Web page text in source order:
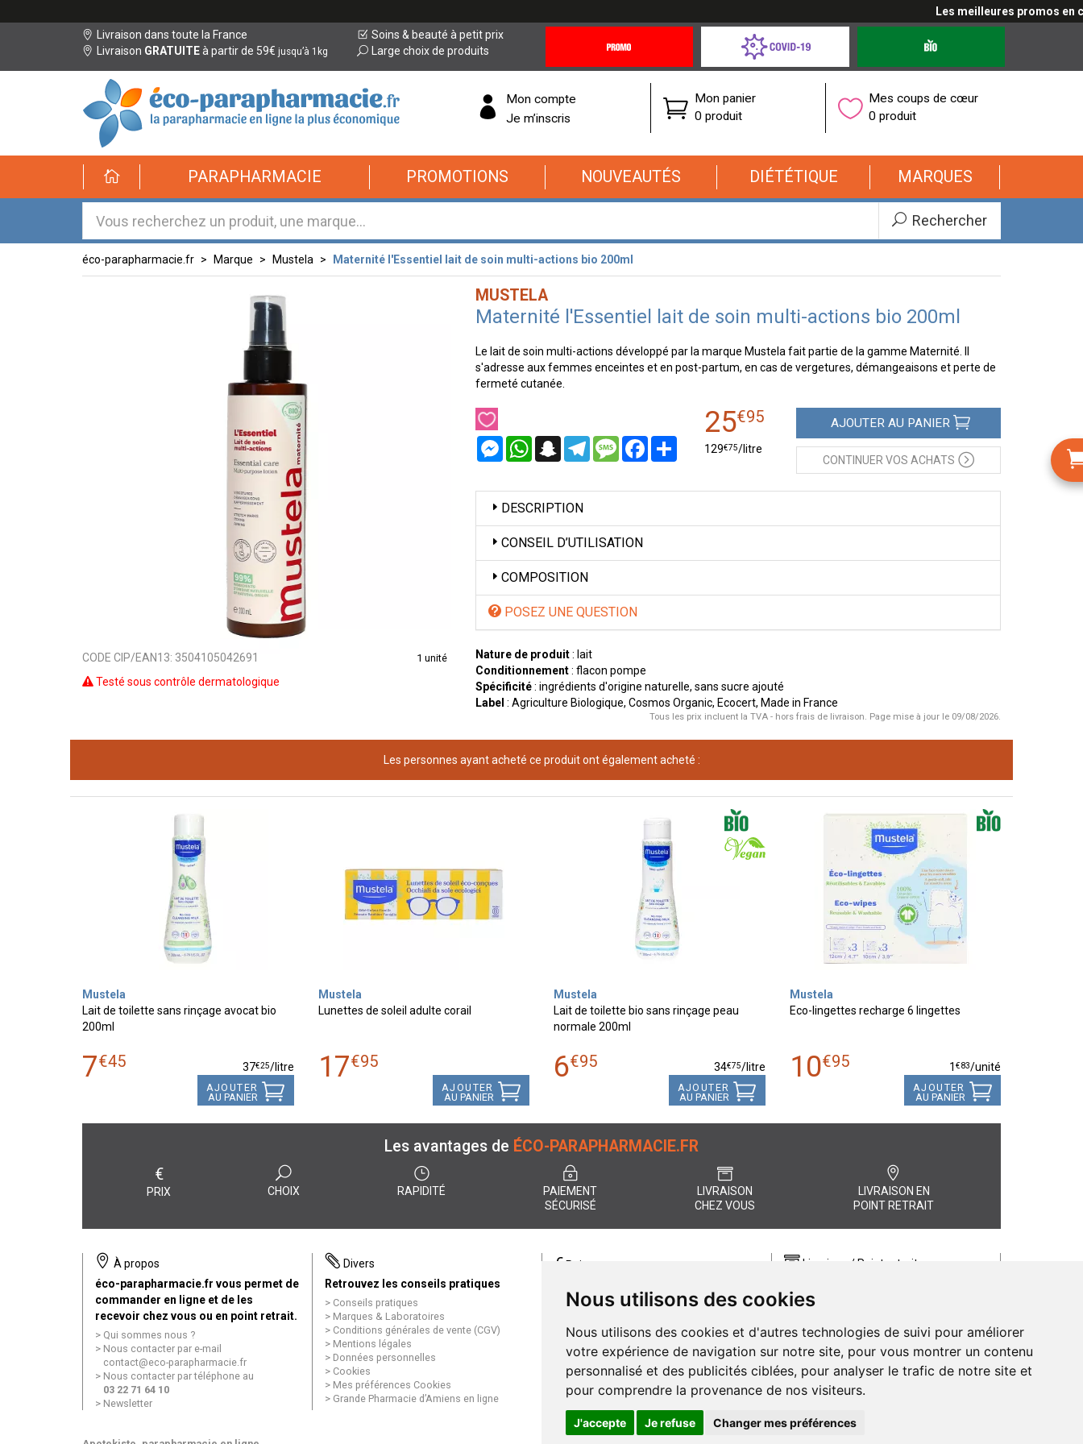
Nous utilisons des cookies
Nous utilisons des cookies et d'autres technologies de suivi pour améliorer
votre expérience de navigation sur notre site, pour vous montrer un contenu
personnalisé et des publicités ciblées, pour analyser le trafic de notre site et
pour comprendre la provenance de nos visiteurs.
J'accepte Je refuse Changer mes préférences
Les meilleures promos en
Livraison dans toute la France
Livraison GRATUITEà partir de 59€ jusqu’à 1kg
Soins & beauté à petit prix
Large choix de produits
Offres
Coronavirus
éco-
parapharmacie.fr
éco-
parapharmacie.fr
Mon compte
Je m’inscris
Mon panier
0 produit
Mes coups de cœur
0 produit
PARAPHARMACIE PROMOTIONS NOUVEAUTÉS DIÉTÉTIQUE MARQUES
Rechercher
éco-parapharmacie.fr Marque Mustela Maternité l'Essentiel lait de soin multi-actions bio 200ml
CODE CIP/EAN13: 3504105042691 1 unité
Testé sous contrôle dermatologique
MUSTELA
Maternité l'Essentiel lait de soin multi-actions bio 200ml
Le lait de soin multi-actions développé par la marque Mustela fait partie de la gamme Maternité. Il
s'adresse aux femmes enceintes et en post-partum, en cas de vergetures, démangeaisons et perte de
fermeté cutanée.
MessengerWhatsAppSnapchatTelegramMessageFacebookPartager
25€95
129€75/litre
AJOUTER AU PANIER
CONTINUER VOS ACHATS
DESCRIPTION
CONSEIL D’UTILISATION
COMPOSITION
POSEZ UNE QUESTION
Nature de produit: lait
Conditionnement: flacon pompe
Spécificité: ingrédients d'origine naturelle, sans sucre ajouté
Label : Agriculture Biologique, Cosmos Organic, Ecocert, Made in France
Tous les prix incluent la TVA - hors frais de livraison. Page mise à jour le 09/08/2026.
Les personnes ayant acheté ce produit ont également acheté :
Mustela
Lait de toilette sans rinçage avocat bio
200ml
7€45 37€25/litre
AJOUTER
AU PANIER
Mustela
Lunettes de soleil adulte corail
17€95
AJOUTER
AU PANIER
Mustela
Lait de toilette bio sans rinçage peau
normale 200ml
6€95 34€75/litre
AJOUTER
AU PANIER
Mustela
Eco-lingettes recharge 6 lingettes
10€95 1 €83/unité
AJOUTER
AU PANIER
Les avantages de ÉCO-PARAPHARMACIE.FR
€
PRIX CHOIX RAPIDITÉ
PAIEMENT
SÉCURISÉ
LIVRAISON
CHEZ VOUS
LIVRAISON EN
POINT RETRAIT
À propos
éco-parapharmacie.fr vous permet de
commander en ligne et de les
recevoir chez vous ou en point retrait.
Qui sommes nous ?
Nous contacter par e-mail
contact@eco-parapharmacie.fr
Nous contacter par téléphone au
03 22 71 64 10
Newsletter
Divers
Retrouvez les conseils pratiques
Conseils pratiques
Marques & Laboratoires
Conditions générales de vente (CGV)
Mentions légales
Données personnelles
Cookies
Mes préférences Cookies
Grande Pharmacie d’Amiens en ligne
€Paiement
paiement entièrement sécurisé, quel
Paiement sécurisé et simple
Livraison / Point retrait
commande rapidement chez vous ou
Livraison chez vous ou en points relais